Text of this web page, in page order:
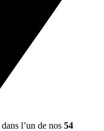
dans l’un de nos 54